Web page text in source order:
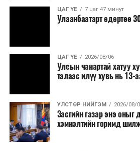
ЦАГ ҮЕ 7 цаг 47 минут
Улаанбаатарт өдөртөө
ЦАГ ҮЕ 2026/08/06
Улсын чанартай хатуу
талаас илүү хувь нь 13-
УЛСТӨР НИЙГЭМ 2026/08/
Засгийн газар энэ оныг
хэмнэлтийн горимд